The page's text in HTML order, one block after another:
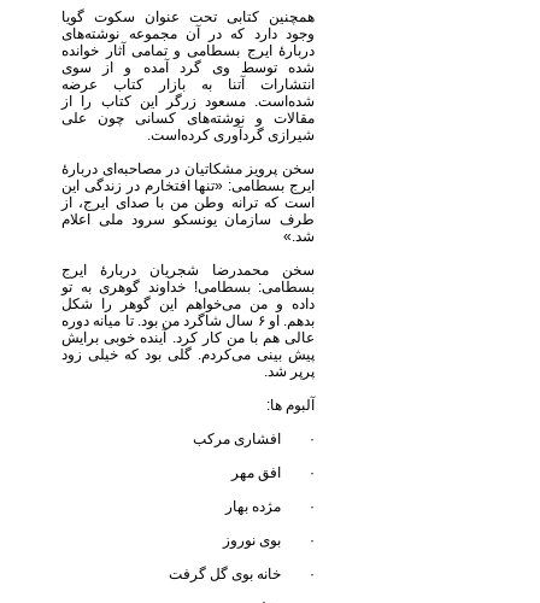
همچنین کتابی تحت عنوان سکوت گویا
وجود دارد که در آن مجموعه نوشته‌های
دربارهٔ ایرج بسطامی و تمامی آثار خوانده
شده توسط وی گرد آمده و از سوی
انتشارات آتنا به بازار کتاب عرضه
شده‌است. مسعود زرگر این کتاب را از
مقالات و نوشته‌های کسانی چون علی
شیرازی گردآوری کرده‌است.
سخن پرویز مشکاتیان در مصاحبه‌ای دربارهٔ
ایرج بسطامی: «تنها افتخارم در زندگی این
است که ترانه وطن من با صدای ایرج، از
طرف سازمان یونسکو سرود ملی اعلام
شد.»
سخن محمدرضا شجریان دربارهٔ ایرج
بسطامی: بسطامی! خداوند گوهری به تو
داده و من می‌خواهم این گوهر را شکل
بدهم. او ۶ سال شاگرد من بود. تا میانه دوره
عالی هم با من کار کرد. آینده خوبی برایش
پیش بینی می‌کردم. گلی بود که خیلی زود
پرپر شد.
آلبوم ها:
· افشاری مرکب
· افق مهر
· مژده بهار
· بوی نوروز
· خانه بوی گل گرفت